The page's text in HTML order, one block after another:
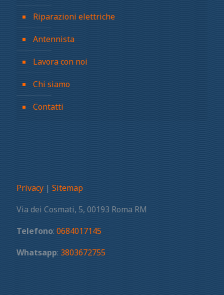
Riparazioni elettriche
Antennista
Lavora con noi
Chi siamo
Contatti
Privacy | Sitemap
Via dei Cosmati, 5, 00193 Roma RM
Telefono: 0684017145
Whatsapp: 3803672755